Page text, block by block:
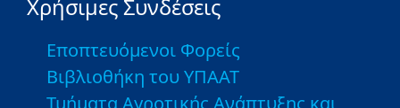
Χρήσιμες Συνδέσεις
Εποπτευόμενοι Φορείς
Βιβλιοθήκη του ΥΠΑΑΤ
Τμήματα Αγροτικής Ανάπτυξης και